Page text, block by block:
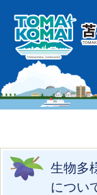
生物多
につい